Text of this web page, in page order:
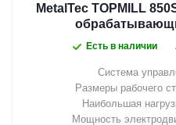
MetalTec TOPMILL
Есть в наличии
Система
Размеры рабочего
Наибольшая
Мощность